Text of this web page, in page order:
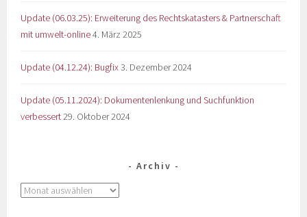
Update (06.03.25): Erweiterung des Rechtskatasters & Partnerschaft
mit umwelt-online4. März 2025
Update (04.12.24): Bugfix3. Dezember 2024
Update (05.11.2024): Dokumentenlenkung und Suchfunktion
verbessert29. Oktober 2024
Archiv